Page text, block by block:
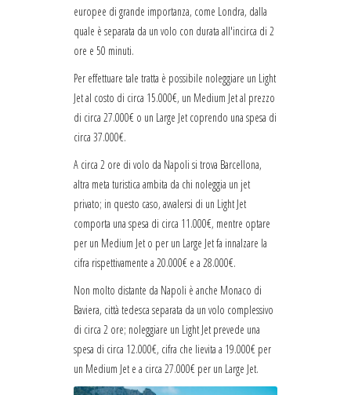
europee di grande importanza, come Londra, dalla
quale è separata da un volo con durata all'incirca di 2
ore e 50 minuti.
Per effettuare tale tratta è possibile noleggiare un Light
Jet al costo di circa 15.000€, un Medium Jet al prezzo
di circa 27.000€ o un Large Jet coprendo una spesa di
circa 37.000€.
A circa 2 ore di volo da Napoli si trova Barcellona,
altra meta turistica ambita da chi noleggia un jet
privato; in questo caso, avvalersi di un Light Jet
comporta una spesa di circa 11.000€, mentre optare
per un Medium Jet o per un Large Jet fa innalzare la
cifra rispettivamente a 20.000€ e a 28.000€.
Non molto distante da Napoli è anche Monaco di
Baviera, città tedesca separata da un volo complessivo
di circa 2 ore; noleggiare un Light Jet prevede una
spesa di circa 12.000€, cifra che lievita a 19.000€ per
un Medium Jet e a circa 27.000€ per un Large Jet.